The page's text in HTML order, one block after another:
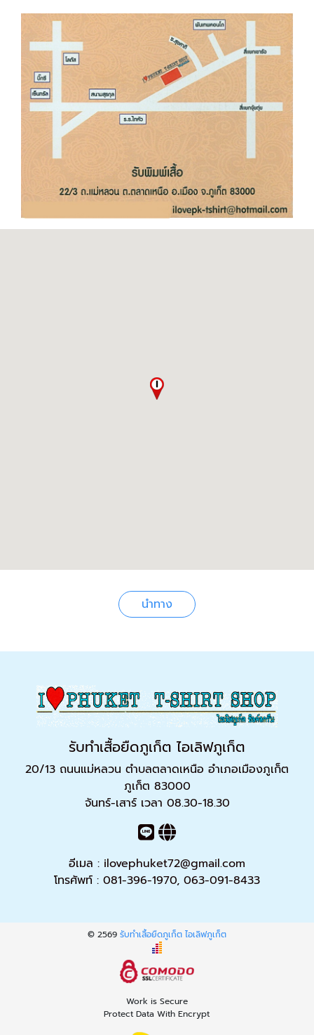
นำทาง
รับทำเสื้อยืดภูเก็ต ไอเลิฟภูเก็ต
20/13 ถนนแม่หลวน ตำบลตลาดเหนือ อำเภอเมืองภูเก็ต
ภูเก็ต 83000
จันทร์-เสาร์ เวลา 08.30-18.30
อีเมล : ilovephuket72@gmail.com
โทรศัพท์ : 081-396-1970, 063-091-8433
© 2569 รับทำเสื้อยืดภูเก็ต ไอเลิฟภูเก็ต
Work is Secure
Protect Data With Encrypt